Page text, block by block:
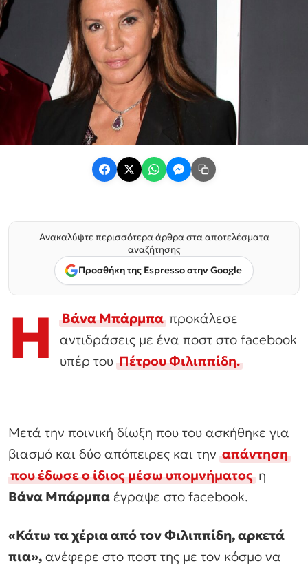
Ανακαλύψτε περισσότερα άρθρα στα αποτελέσματα
αναζήτησης
Προσθήκη της Espresso στην Google
Η Βάνα Μπάρμπαπροκάλεσε
αντιδράσεις με ένα ποστ στο facebook
υπέρ τουΠέτρου Φιλιππίδη.
Μετά την ποινική δίωξη που του ασκήθηκε για
βιασμό και δύο απόπειρες και τηναπάντηση
που έδωσε ο ίδιος μέσω υπομνήματοςη
Βάνα Μπάρμπα έγραψε στο facebook.
«Κάτω τα χέρια από τον Φιλιππίδη, αρκετά
πια», ανέφερε στο ποστ της με τον κόσμο να